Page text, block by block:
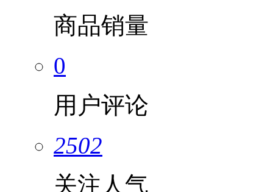
商品销量
0
用户评论
2502
关注人气